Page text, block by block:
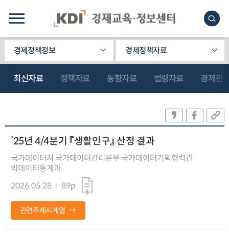
경제정책정보 경제정책자료
최신자료 정책자료 동향자료 법령자료 경제관
’25년 4/4분기 『생활인구』 산정 결과
국가데이터처 국가데이터관리본부 국가데이터기획협력관
빅데이터통계과
2026.05.28
89p
관련주제시계열